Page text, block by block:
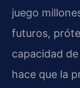
juego
futuros,
capacidad
hace que la